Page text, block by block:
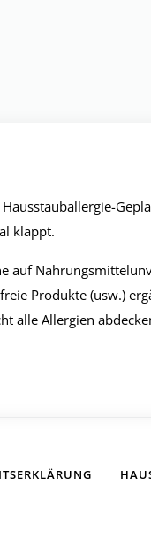
klappt.
auf
Produkte (usw.)
alle Allergien